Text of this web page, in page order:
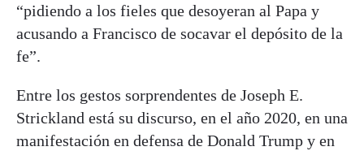
“pidiendo a los fieles que desoyeran al Papa y
acusando a Francisco de socavar el depósito de la
fe”.
Entre los gestos sorprendentes de Joseph E.
Strickland está su discurso, en el año 2020, en una
manifestación en defensa de Donald Trump y en